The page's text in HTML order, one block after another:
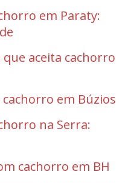
em Paraty:
aceita cachorro
em Búzios
na Serra:
cachorro em BH